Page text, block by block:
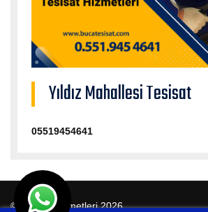
Yıldız Mahallesi Tesisat
05519454641
© Tesisat Hizmetleri 2026